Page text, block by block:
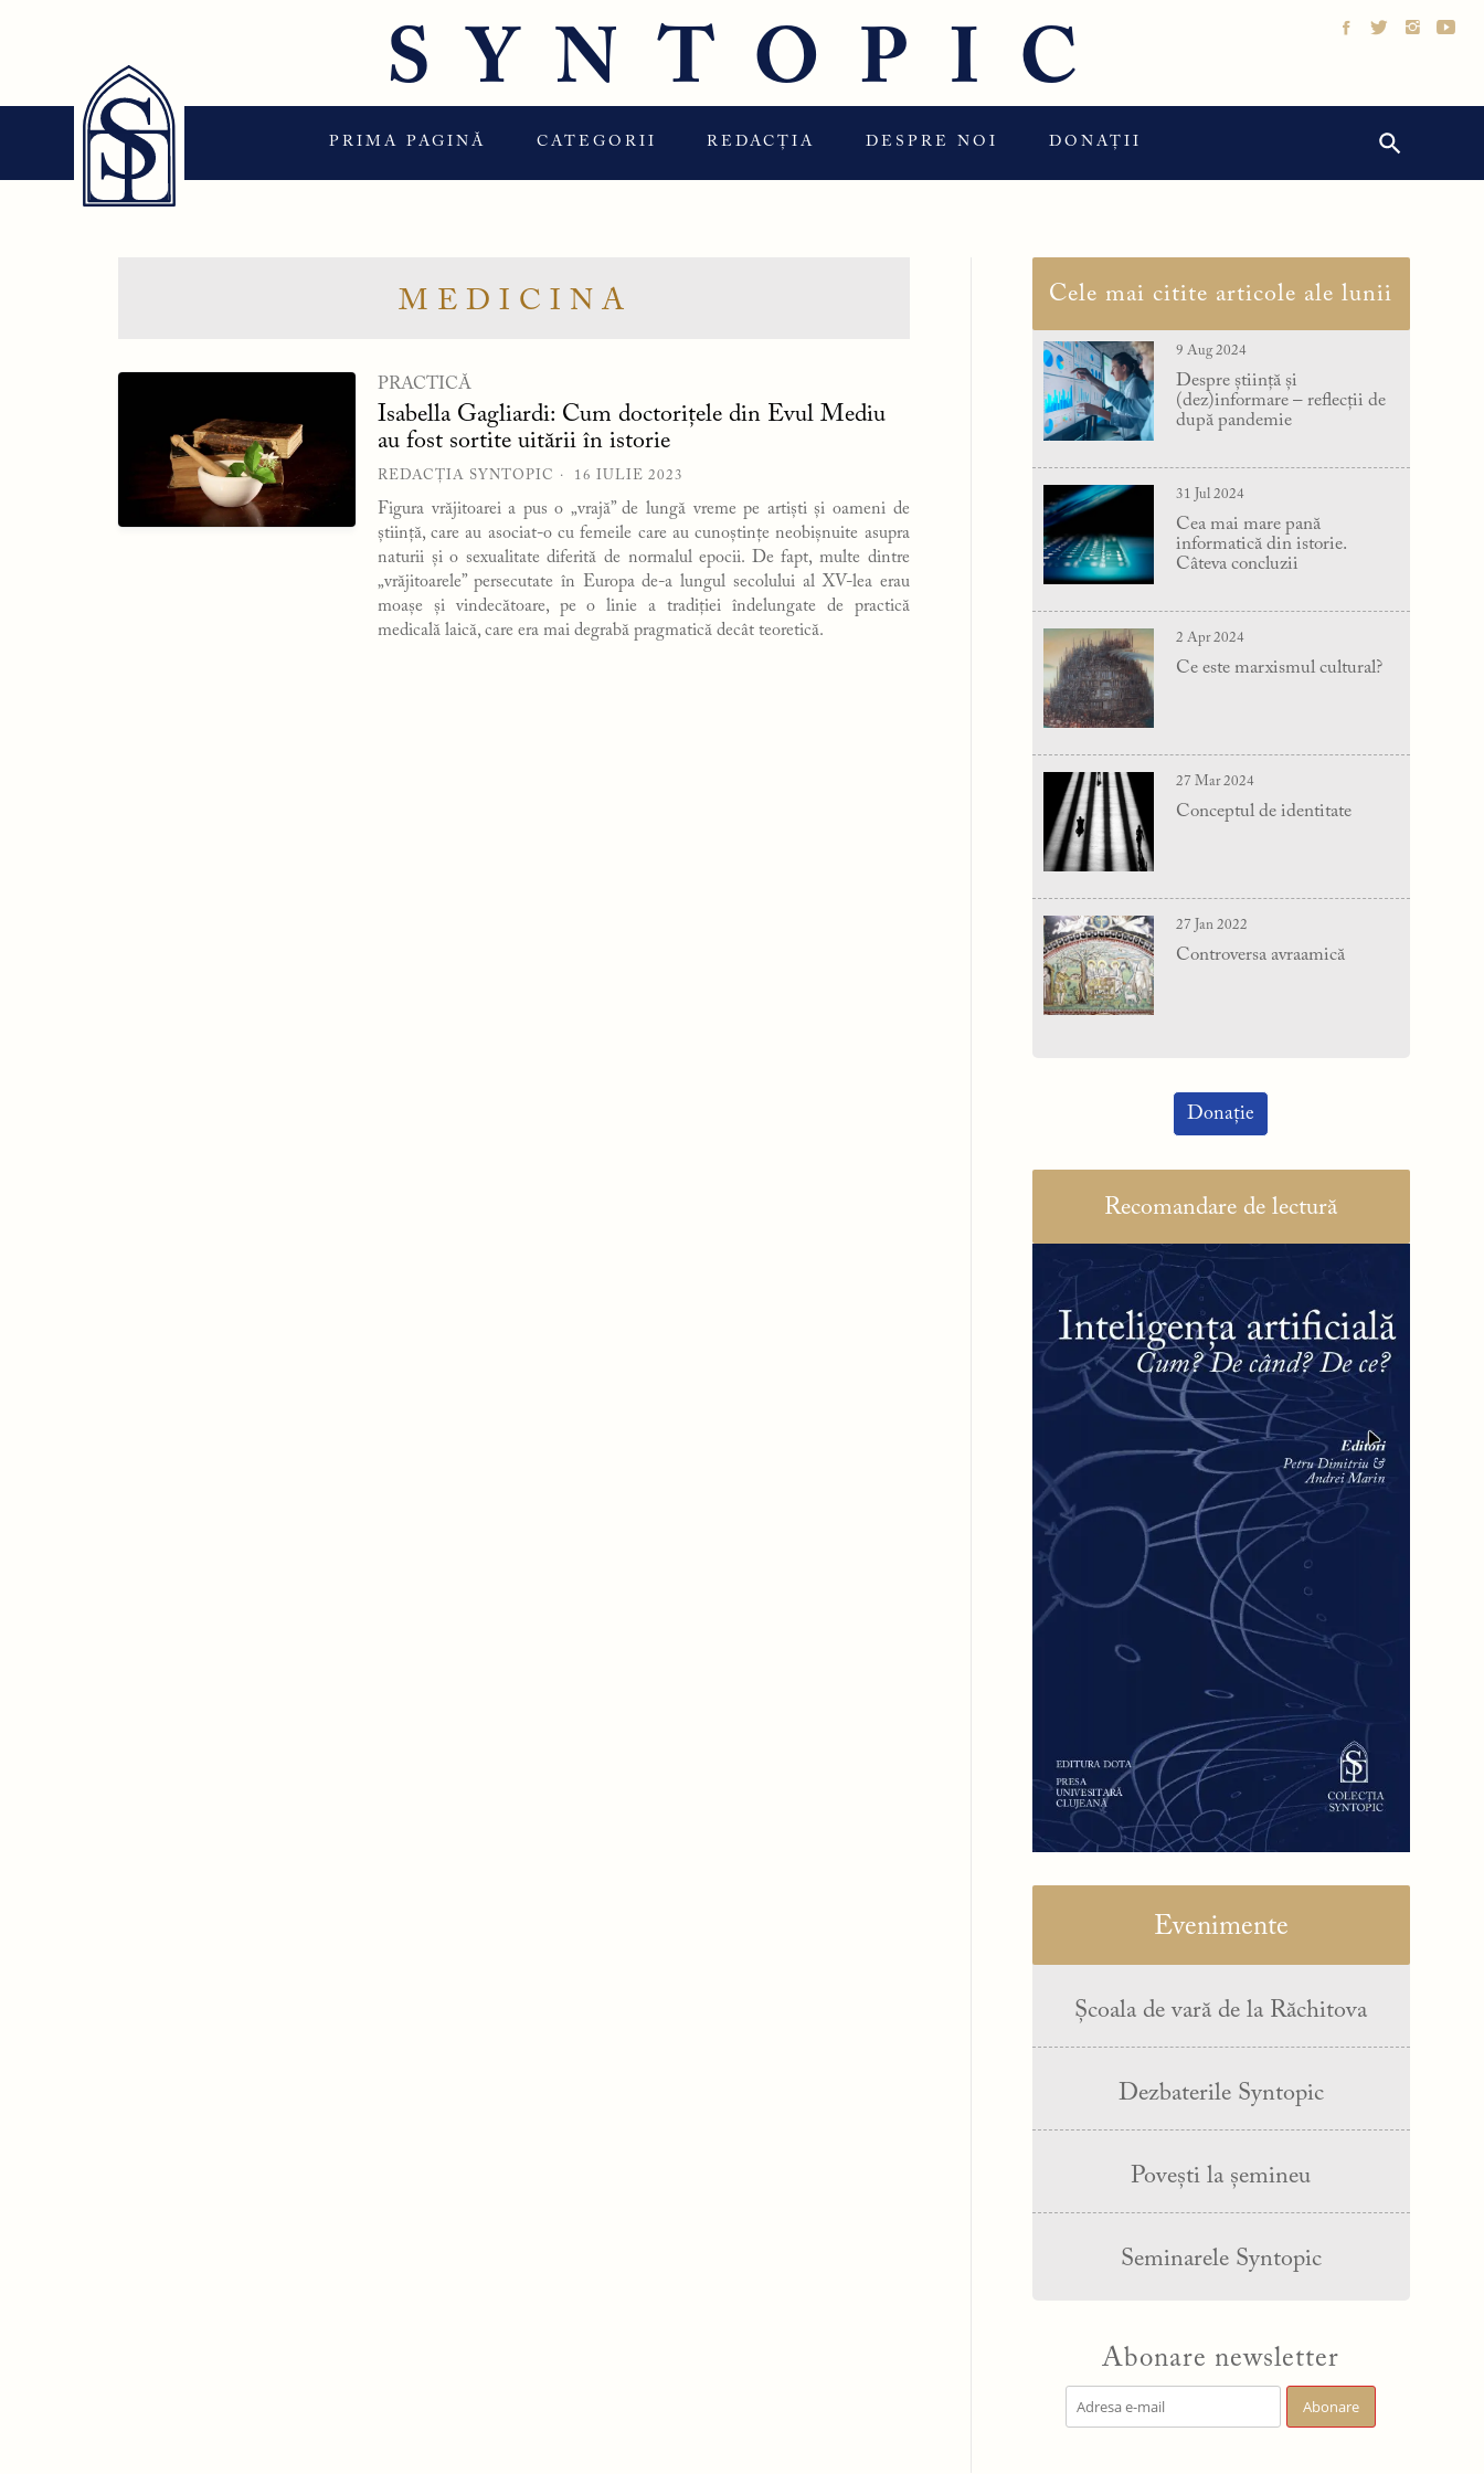
SYNTOPIC
PRIMA PAGINĂ CATEGORII REDACȚIA DESPRE NOI DONAȚII
MEDICINA
PRACTICĂ
Isabella Gagliardi: Cum doctorițele din Evul Mediu
au fost sortite uitării în istorie
REDACȚIA SYNTOPIC 16 IULIE 2023
Figura vrăjitoarei a pus o „vrajă” de lungă vreme pe artiști și oameni de
știință, care au asociat-o cu femeile care au cunoștințe neobișnuite asupra
naturii și o sexualitate diferită de normalul epocii. De fapt, multe dintre
„vrăjitoarele” persecutate în Europa de-a lungul secolului al XV-lea erau
moașe și vindecătoare, pe o linie a tradiției îndelungate de practică
medicală laică, care era mai degrabă pragmatică decât teoretică.
Cele mai citite articole ale lunii
9 Aug 2024
Despre știință și
(dez)informare – reflecții de
după pandemie
31 Jul 2024
Cea mai mare pană
informatică din istorie.
Câteva concluzii
2 Apr 2024
Ce este marxismul cultural?
27 Mar 2024
Conceptul de identitate
27 Jan 2022
Controversa avraamică
Donație
Recomandare de lectură
Evenimente
Școala de vară de la Răchitova
Dezbaterile Syntopic
Povești la șemineu
Seminarele Syntopic
Abonare newsletter